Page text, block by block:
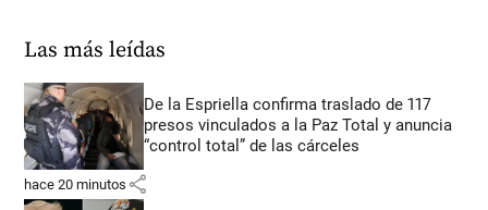
Las más leídas
De la Espriella confirma traslado de 117
presos vinculados a la Paz Total y anuncia
“control total” de las cárceles
hace 20 minutos share